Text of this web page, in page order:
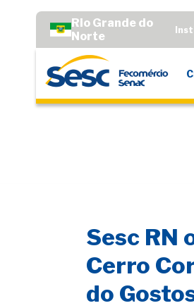
Rio Grande do
Norte
Sesc RN
Cerro
do